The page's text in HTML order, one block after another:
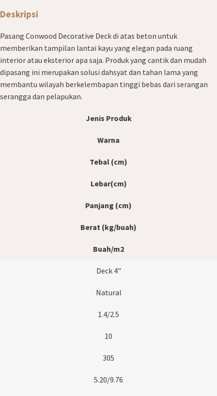
Deskripsi
Pasang Conwood Decorative Deck di atas beton untuk
memberikan tampilan lantai kayu yang elegan pada ruang
interior atau eksterior apa saja. Produk yang cantik dan mudah
dipasang ini merupakan solusi dahsyat dan tahan lama yang
membantu wilayah berkelembapan tinggi bebas dari serangan
serangga dan pelapukan.
Jenis Produk
Warna
Tebal (cm)
Lebar(cm)
Panjang (cm)
Berat (kg/buah)
Buah/m2
Deck 4"
Natural
1.4/2.5
10
305
5.20/9.76